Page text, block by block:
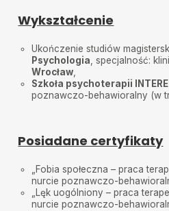
Wykształcenie
Ukończenie studiów
Psychologia , specjalność:
Wrocław
Szkoła psychoterapii
poznawczo-behawioralny (w
Posiadane certyfikaty
„Fobia społeczna – praca
nurcie poznawczo-
„Lęk uogólniony – praca
nurcie poznawczo-